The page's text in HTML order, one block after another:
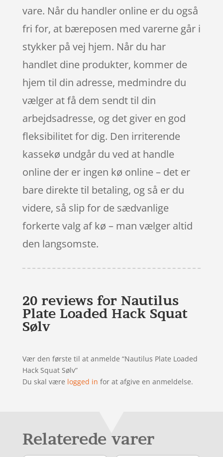
vare. Når du handler online er du også
fri for, at bæreposen med varerne går i
stykker på vej hjem. Når du har
handlet dine produkter, kommer de
hjem til din adresse, medmindre du
vælger at få dem sendt til din
arbejdsadresse, og det giver en god
fleksibilitet for dig. Den irriterende
kassekø undgår du ved at handle
online der er ingen kø online – det er
bare direkte til betaling, og så er du
videre, så slip for de sædvanlige
forkerte valg af kø – man vælger altid
den langsomste.
20 reviews for Nautilus
Plate Loaded Hack Squat
Sølv
Vær den første til at anmelde “Nautilus Plate Loaded
Hack Squat Sølv”
Du skal være logged in for at afgive en anmeldelse.
Relaterede varer